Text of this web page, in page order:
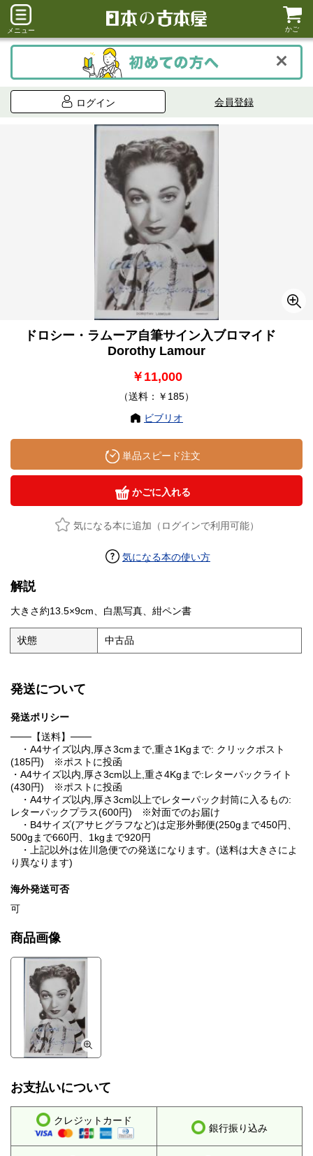
メニュー かご
ログイン 会員登録
ドロシー・ラムーア自筆サイン入ブロマイド
Dorothy Lamour
￥11,000
（送料：￥185）
ビブリオ
単品スピード注文
かごに入れる
気になる本に追加（ログインで利用可能）
気になる本の使い方
解説
大きさ約13.5×9cm、白黒写真、紺ペン書
状態 中古品
発送について
発送ポリシー
───【送料】───
・A4サイズ以内,厚さ3cmまで,重さ1Kgまで: クリックポスト
(185円) ※ポストに投函
・A4サイズ以内,厚さ3cm以上,重さ4Kgまで:レターパックライト
(430円) ※ポストに投函
・A4サイズ以内,厚さ3cm以上でレターパック封筒に入るもの:
レターパックプラス(600円) ※対面でのお届け
・B4サイズ(アサヒグラフなど)は定形外郵便(250gまで450円、
500gまで660円、1kgまで920円
・上記以外は佐川急便での発送になります。(送料は大きさによ
り異なります)
海外発送可否
可
商品画像
お支払いについて
クレジットカード
銀行振り込み